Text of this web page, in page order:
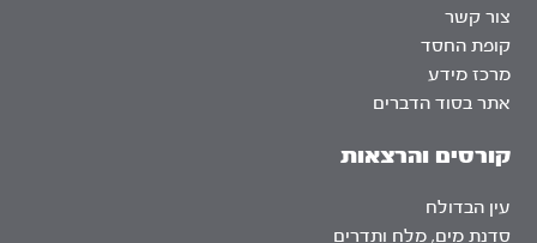
צור קשר
קופת החסד
מרכז מידע
אתר בסוד הדברים
קורסים והרצאות
עין הבדולח
סדנת מים, מלח ותדרים